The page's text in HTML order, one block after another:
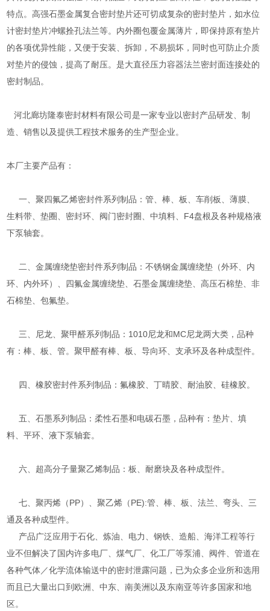
特点。高强石墨金属复合密封垫片还可切成复杂的密封垫片，如水位
计密封垫片冲螺拴孔法兰等。内外圈包覆金属薄片，即保持原有垫片
的各项优异性能，又便于安装、拆卸，不易损坏，同时也可防止介质
对垫片的侵蚀，提高了耐压。是大直径压力容器法兰密封面连接处的
密封制品。
河北廊坊隆泰密封材料有限公司是一家专业以密封产品研发、制
造、销售以及提供工程技术服务的生产型企业。
本厂主要产品有：
一、聚四氟乙烯密封件系列制品：管、棒、板、车削板、薄膜、
生料带、垫圈、密封环、阀门密封圈、中填料、F4盘根及各种规格液
下泵轴套。
二、金属缠绕垫密封件系列制品：不锈钢金属缠绕垫（外环、内
环、内外环）、四氟金属缠绕垫、石墨金属缠绕垫、高压石棉垫、非
石棉垫、包氟垫。
三、尼龙、聚甲醛系列制品：1010尼龙和MC尼龙两大类，品种
有：棒、板、管。聚甲醛有棒、板、导向环、支承环及各种成型件。
四、橡胶密封件系列制品：氟橡胶、丁晴胶、耐油胶、硅橡胶。
五、石墨系列制品：柔性石墨和电碳石墨，品种有：垫片、填
料、平环、液下泵轴套。
六、超高分子量聚乙烯制品：板、耐磨块及各种成型件。
七、聚丙烯（PP）、聚乙烯（PE):管、棒、板、法兰、弯头、三
通及各种成型件。
产品广泛应用于石化、炼油、电力、钢铁、造船、海洋工程等行
业不但解决了国内许多电厂、煤气厂、化工厂等泵浦、阀件、管道在
各种气体／化学流体输送中的密封泄露问题，已为众多企业所和选用
而且已大量出口到欧洲、中东、南美洲以及东南亚等许多国家和地
区。